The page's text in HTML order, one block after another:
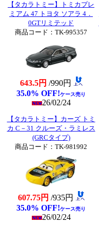
【タカラトミー】トミカプレ
ミアム 47 トヨタ ソアラ 4．
0GTリミテッド
商品コード：TK-995357
643.5円 /990円
35.0% OFF!ケース売り
26/02/24
【タカラトミー】カーズ トミ
カ C－31 クルーズ・ラミレス
(GRCタイプ)
商品コード：TK-981992
607.75円 /935円
35.0% OFF!ケース売り
26/02/24